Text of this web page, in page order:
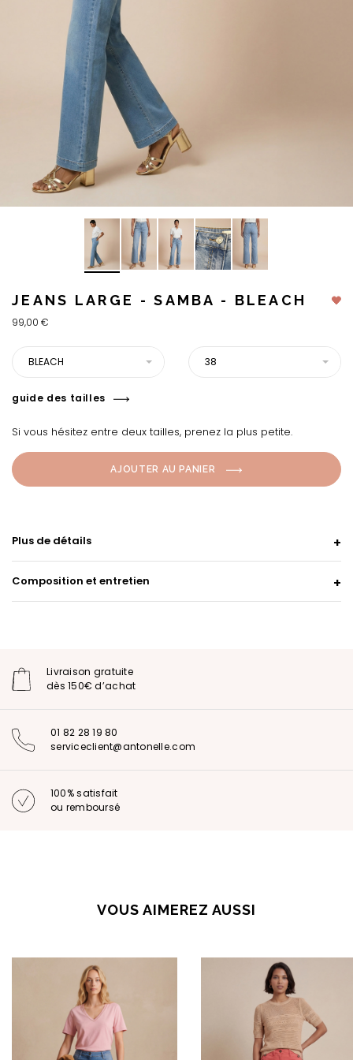
JEANS LARGE - SAMBA - BLEACH
99,00 €
BLEACH 38
guide des tailles
Si vous hésitez entre deux tailles, prenez la plus petite.
AJOUTER AU PANIER
Plus de détails
Composition et entretien
Livraison gratuite
dès 150€ d’achat
01 82 28 19 80
serviceclient@antonelle.com
100% satisfait
ou remboursé
VOUS AIMEREZ AUSSI